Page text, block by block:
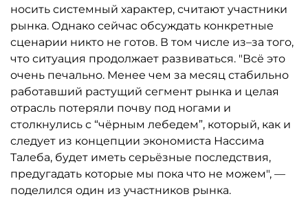
носить системный характер, считают участники
рынка. Однако сейчас обсуждать конкретные
сценарии никто не готов. В том числе из–за того,
что ситуация продолжает развиваться. "Всё это
очень печально. Менее чем за месяц стабильно
работавший растущий сегмент рынка и целая
отрасль потеряли почву под ногами и
столкнулись с “чёрным лебедем”, который, как и
следует из концепции экономиста Нассима
Талеба, будет иметь серьёзные последствия,
предугадать которые мы пока что не можем", —
поделился один из участников рынка.